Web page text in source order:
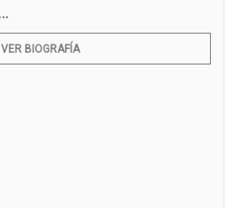
VER BIOGRAFÍA